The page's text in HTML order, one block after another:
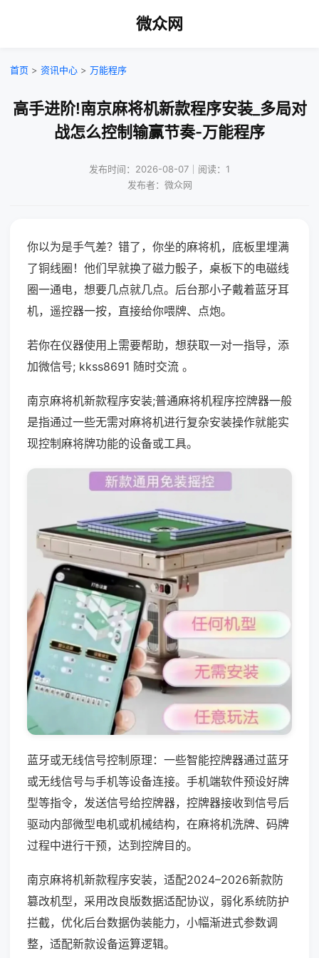
微众网
首页 > 资讯中心 > 万能程序
高手进阶!南京麻将机新款程序安装_多局对
战怎么控制输赢节奏-万能程序
发布时间：2026-08-07｜阅读：1
发布者：微众网
你以为是手气差？错了，你坐的麻将机，底板里埋满
了铜线圈！他们早就换了磁力骰子，桌板下的电磁线
圈一通电，想要几点就几点。后台那小子戴着蓝牙耳
机，遥控器一按，直接给你喂牌、点炮。
若你在仪器使用上需要帮助，想获取一对一指导，添
加微信号; kkss8691 随时交流 。
南京麻将机新款程序安装;普通麻将机程序控牌器一般
是指通过一些无需对麻将机进行复杂安装操作就能实
现控制麻将牌功能的设备或工具。
蓝牙或无线信号控制原理：一些智能控牌器通过蓝牙
或无线信号与手机等设备连接。手机端软件预设好牌
型等指令，发送信号给控牌器，控牌器接收到信号后
驱动内部微型电机或机械结构，在麻将机洗牌、码牌
过程中进行干预，达到控牌目的。
南京麻将机新款程序安装，适配2024–2026新款防
篡改机型，采用改良版数据适配协议，弱化系统防护
拦截，优化后台数据伪装能力，小幅渐进式参数调
整，适配新款设备运算逻辑。